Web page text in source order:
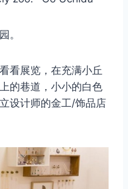
。
看展览，在充满小丘
的巷道，小小的白色
设计师的金工/饰品店